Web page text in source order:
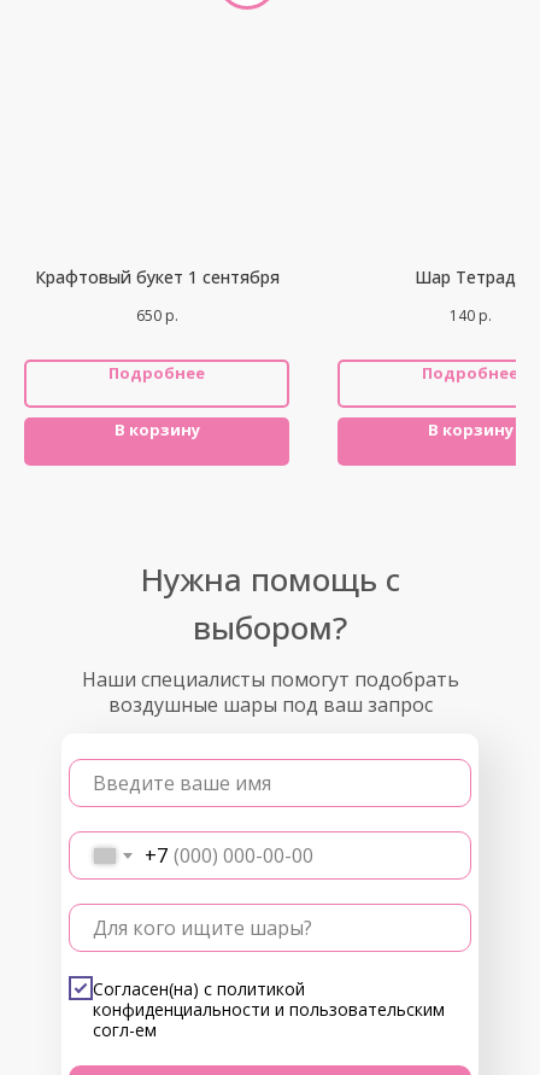
Крафтовый букет 1 сентября
650 р.
Подробнее
В корзину
Шар Тетрадь
140 р.
Подробнее
В корзину
Наши специалисты помогут подобрать
воздушные шары под ваш запрос
Введите ваше имя
+7
Для кого ищите шары?
Согласен(на) с политикой
конфиденциальности и пользовательским
согл-ем
Нужна помощь с
выбором?